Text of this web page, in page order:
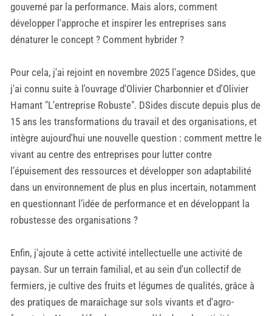
gouverné par la performance. Mais alors, comment
développer l'approche et inspirer les entreprises sans
dénaturer le concept ? Comment hybrider ?
Pour cela, j'ai rejoint en novembre 2025 l'agence DSides, que
j'ai connu suite à l'ouvrage d'Olivier Charbonnier et d'Olivier
Hamant "L'entreprise Robuste". DSides discute depuis plus de
15 ans les transformations du travail et des organisations, et
intègre aujourd'hui une nouvelle question : comment mettre le
vivant au centre des entreprises pour lutter contre
l’épuisement des ressources et développer son adaptabilité
dans un environnement de plus en plus incertain, notamment
en questionnant l’idée de performance et en développant la
robustesse des organisations ?
Enfin, j'ajoute à cette activité intellectuelle une activité de
paysan. Sur un terrain familial, et au sein d'un collectif de
fermiers, je cultive des fruits et légumes de qualités, grâce à
des pratiques de maraîchage sur sols vivants et d'agro-